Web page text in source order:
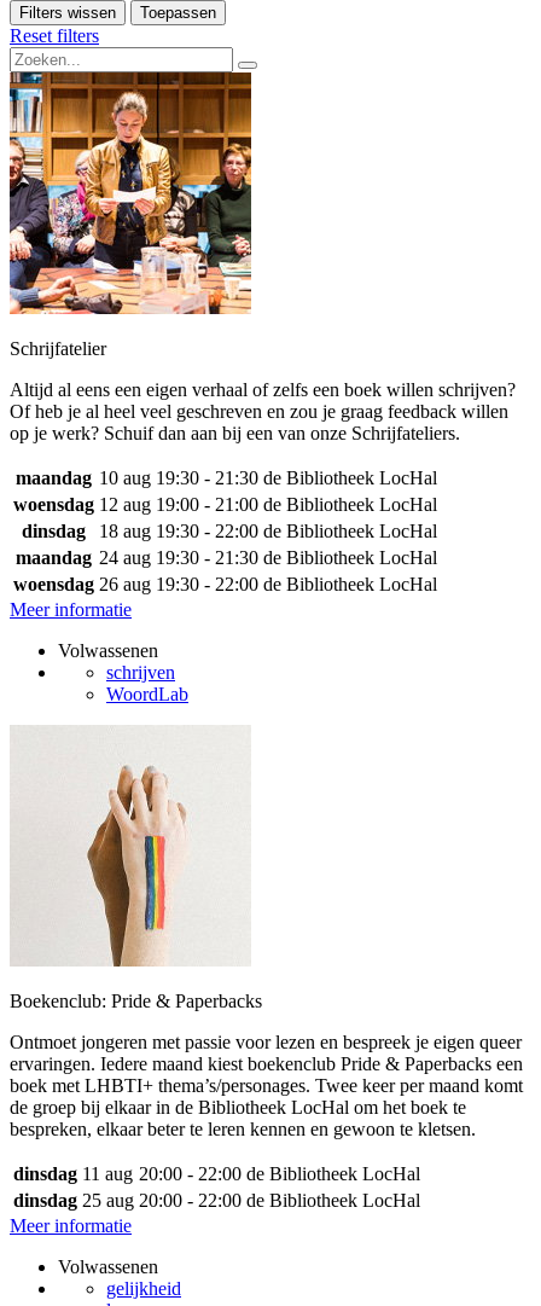
Filters wissen Toepassen
Reset filters
Schrijfatelier
Altijd al eens een eigen verhaal of zelfs een boek willen schrijven?
Of heb je al heel veel geschreven en zou je graag feedback willen
op je werk? Schuif dan aan bij een van onze Schrijfateliers.
maandag 10 aug 19:30 - 21:30 de Bibliotheek LocHal
woensdag 12 aug 19:00 - 21:00 de Bibliotheek LocHal
dinsdag
18 aug 19:30 - 22:00 de Bibliotheek LocHal
maandag 24 aug 19:30 - 21:30 de Bibliotheek LocHal
woensdag 26 aug 19:30 - 22:00 de Bibliotheek LocHal
Meer informatie
Volwassenen
schrijven
WoordLab
Boekenclub: Pride & Paperbacks
Ontmoet jongeren met passie voor lezen en bespreek je eigen queer
ervaringen. Iedere maand kiest boekenclub Pride & Paperbacks een
boek met LHBTI+ thema’s/personages. Twee keer per maand komt
de groep bij elkaar in de Bibliotheek LocHal om het boek te
bespreken, elkaar beter te leren kennen en gewoon te kletsen.
dinsdag 11 aug 20:00 - 22:00 de Bibliotheek LocHal
dinsdag 25 aug 20:00 - 22:00 de Bibliotheek LocHal
Meer informatie
Volwassenen
gelijkheid